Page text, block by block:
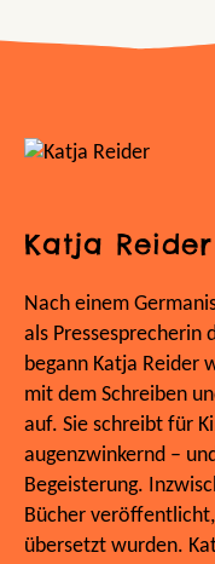
Katja Reider
Nach einem
als Pressesprecherin
begann Katja Reider
mit dem Schreiben
auf. Sie schreibt für
augenzwinkernd –
Begeisterung.
Bücher
übersetzt wurden.